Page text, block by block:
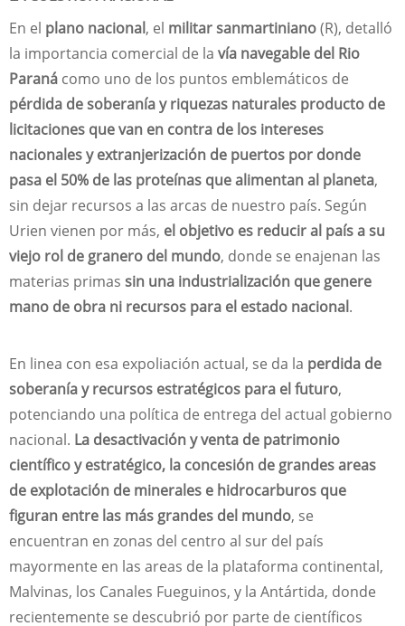
En el plano nacional, el militar sanmartiniano(R), detalló
la importancia comercial de la vía navegable del Rio
Paraná como uno de los puntos emblemáticos de
pérdida de soberanía y riquezas naturales producto de
licitaciones que van en contra de los intereses
nacionales y extranjerización de puertos por donde
pasa el 50% de las proteínas que alimentan al planeta,
sin dejar recursos a las arcas de nuestro país. Según
Urien vienen por más, el objetivo es reducir al país a su
viejo rol de granero del mundo, donde se enajenan las
materias primas sin una industrialización que genere
mano de obra ni recursos para el estado nacional.
En linea con esa expoliación actual, se da la perdida de
soberanía y recursos estratégicos para el futuro,
potenciando una política de entrega del actual gobierno
nacional. La desactivación y venta de patrimonio
científico y estratégico, la concesión de grandes areas
de explotación de minerales e hidrocarburos que
figuran entre las más grandes del mundo, se
encuentran en zonas del centro al sur del país
mayormente en las areas de la plataforma continental,
Malvinas, los Canales Fueguinos, y la Antártida, donde
recientemente se descubrió por parte de científicos